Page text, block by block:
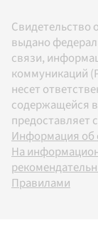
Свидетельство
выдано
связи,
коммуникаций
несет
содержащейся
предоставляет
Информация об
На
Правилами